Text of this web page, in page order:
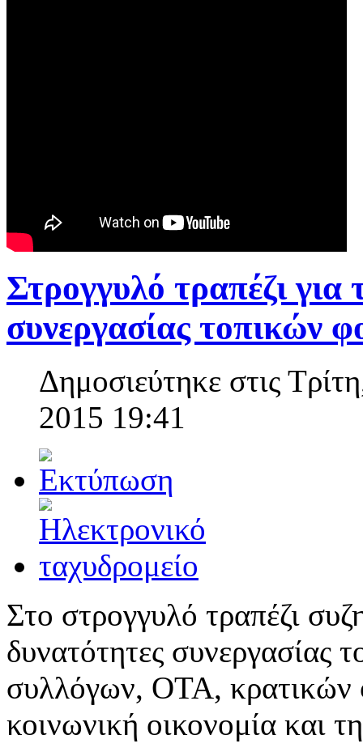
Στρογγυλό τραπέζι για
συνεργασίας τοπικών
Δημοσιεύτηκε στις
2015 19:41
Στο στρογγυλό τραπέζι
δυνατότητες συνεργασίας
συλλόγων, ΟΤΑ, κρατικών
κοινωνική οικονομία και